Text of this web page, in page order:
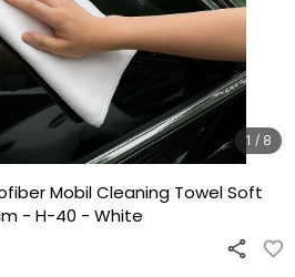
1 / 8
Mobil Cleaning Towel Soft
- H-40 - White